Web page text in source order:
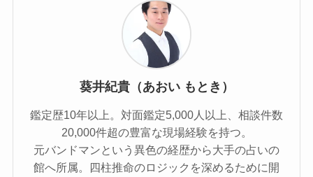
葵井紀貴（あおい もとき）
鑑定歴10年以上。対面鑑定5,000人以上、相談件数
20,000件超の豊富な現場経験を持つ。
元バンドマンという異色の経歴から大手の占いの
館へ所属。四柱推命のロジックを深めるために開